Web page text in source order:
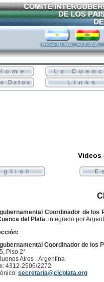
Videos
Coordinador de los
del Plata, integrado por
Coordinador de los
Piso 2°
Aires - Argentina
4312-2506/2272
secretaria@cicplata.org